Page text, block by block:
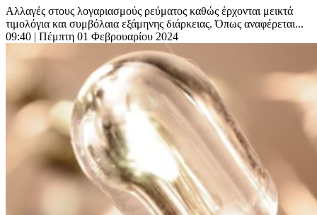
Αλλαγές στους λογαριασμούς ρεύματος καθώς έρχονται μεικτά
τιμολόγια και συμβόλαια εξάμηνης διάρκειας. Όπως αναφέρεται...
09:40 | Πέμπτη 01 Φεβρουαρίου 2024